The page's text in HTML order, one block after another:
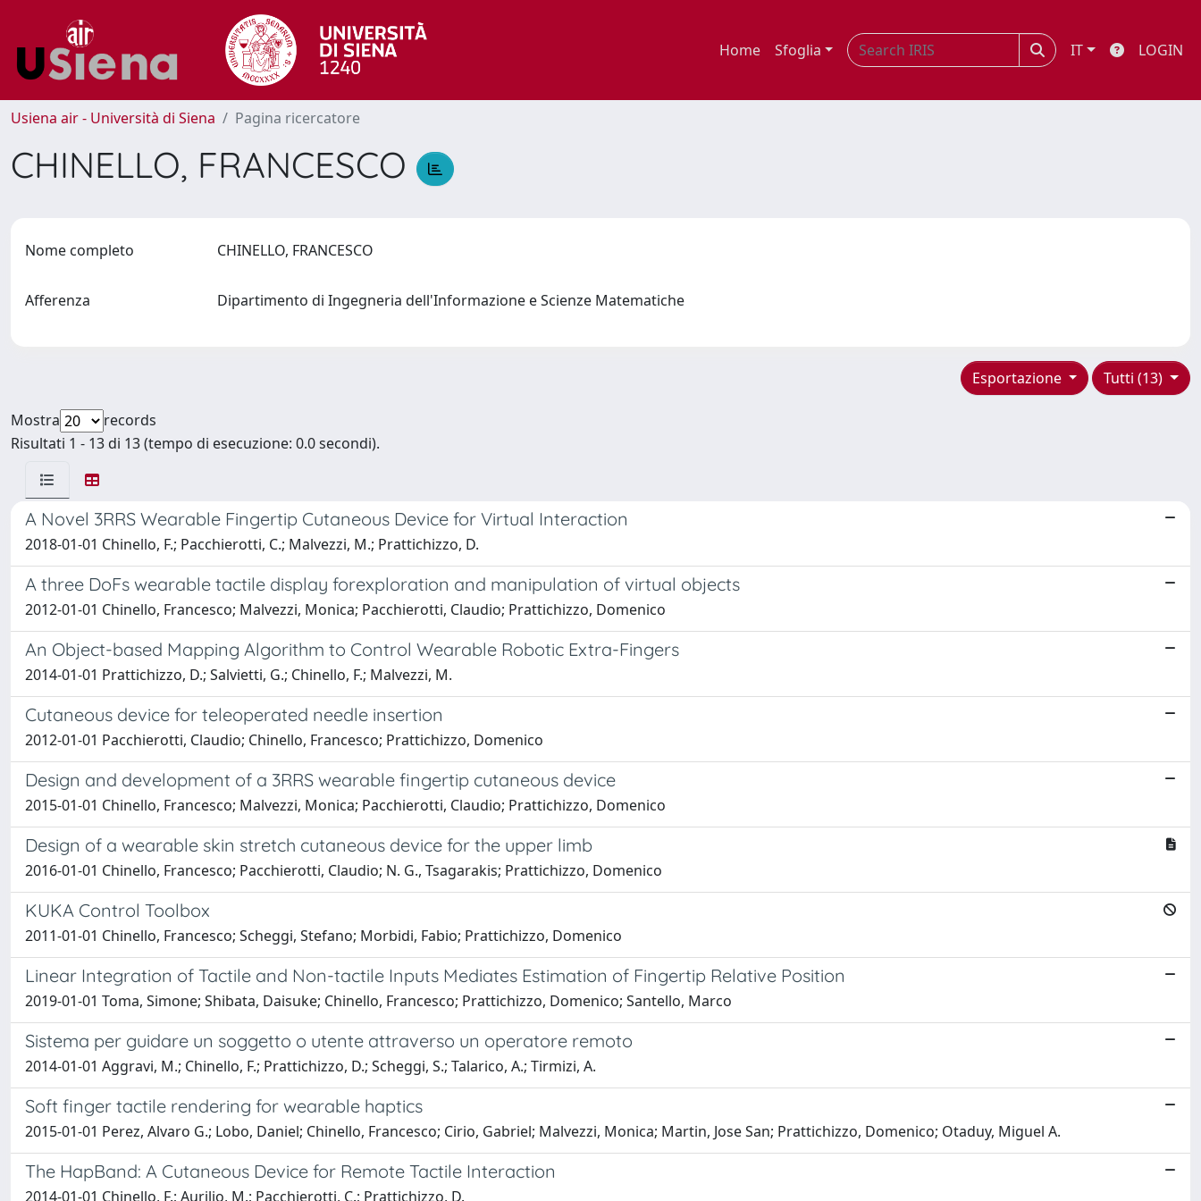
Home Sfoglia IT LOGIN
Usiena air - Università di Siena Pagina ricercatore
CHINELLO, FRANCESCO
Nome completo CHINELLO, FRANCESCO
Afferenza Dipartimento di Ingegneria dell'Informazione e Scienze Matematiche
Tutti (13)
Esportazione
Mostra
records
Risultati 1 - 13 di 13 (tempo di esecuzione: 0.0 secondi).
A Novel 3RRS Wearable Fingertip Cutaneous Device for Virtual Interaction
2018-01-01 Chinello, F.; Pacchierotti, C.; Malvezzi, M.; Prattichizzo, D.
A three DoFs wearable tactile display forexploration and manipulation of virtual objects
2012-01-01 Chinello, Francesco; Malvezzi, Monica; Pacchierotti, Claudio; Prattichizzo, Domenico
An Object-based Mapping Algorithm to Control Wearable Robotic Extra-Fingers
2014-01-01 Prattichizzo, D.; Salvietti, G.; Chinello, F.; Malvezzi, M.
Cutaneous device for teleoperated needle insertion
2012-01-01 Pacchierotti, Claudio; Chinello, Francesco; Prattichizzo, Domenico
Design and development of a 3RRS wearable fingertip cutaneous device
2015-01-01 Chinello, Francesco; Malvezzi, Monica; Pacchierotti, Claudio; Prattichizzo, Domenico
Design of a wearable skin stretch cutaneous device for the upper limb
2016-01-01 Chinello, Francesco; Pacchierotti, Claudio; N. G., Tsagarakis; Prattichizzo, Domenico
KUKA Control Toolbox
2011-01-01 Chinello, Francesco; Scheggi, Stefano; Morbidi, Fabio; Prattichizzo, Domenico
Linear Integration of Tactile and Non-tactile Inputs Mediates Estimation of Fingertip Relative Position
2019-01-01 Toma, Simone; Shibata, Daisuke; Chinello, Francesco; Prattichizzo, Domenico; Santello, Marco
Sistema per guidare un soggetto o utente attraverso un operatore remoto
2014-01-01 Aggravi, M.; Chinello, F.; Prattichizzo, D.; Scheggi, S.; Talarico, A.; Tirmizi, A.
Soft finger tactile rendering for wearable haptics
2015-01-01 Perez, Alvaro G.; Lobo, Daniel; Chinello, Francesco; Cirio, Gabriel; Malvezzi, Monica; Martin, Jose San; Prattichizzo, Domenico; Otaduy, Miguel A.
The HapBand: A Cutaneous Device for Remote Tactile Interaction
2014-01-01 Chinello, F.; Aurilio, M.; Pacchierotti, C.; Prattichizzo, D.